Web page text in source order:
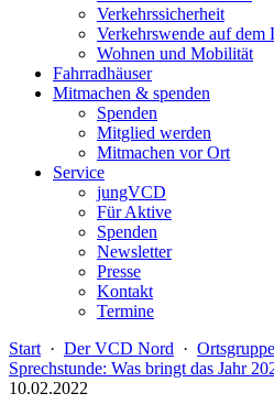
Verkehrssicherheit
Verkehrswende auf dem
Wohnen und Mobilität
Fahrradhäuser
Mitmachen & spenden
Spenden
Mitglied werden
Mitmachen vor Ort
Service
jungVCD
Für Aktive
Spenden
Newsletter
Presse
Kontakt
Termine
Start · Der VCD Nord ·
Sprechstunde: Was bringt das Jahr
10.02.2022